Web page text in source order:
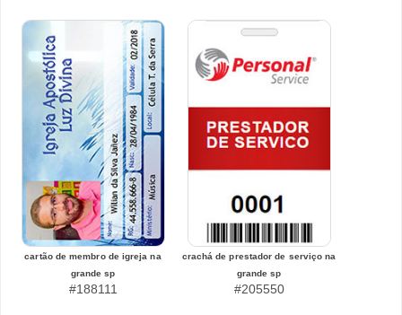
cartão de membro de igreja na
grande sp
#188111
crachá de prestador de serviço na
grande sp
#205550